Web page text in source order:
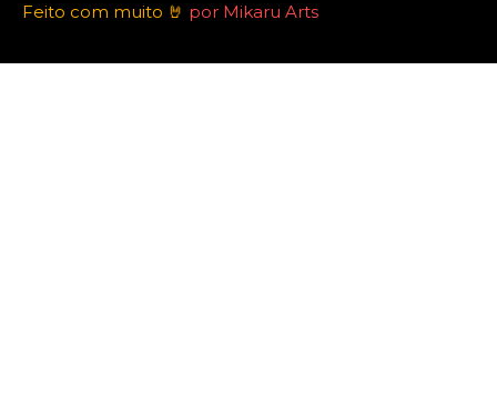
Feito com muito 🤘 por Mikaru Arts